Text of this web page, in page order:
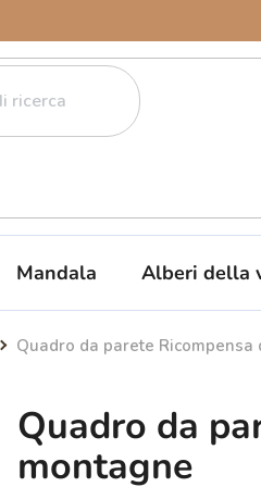
Mandala Alberi della
Quadro da parete
Quadro da
montagne